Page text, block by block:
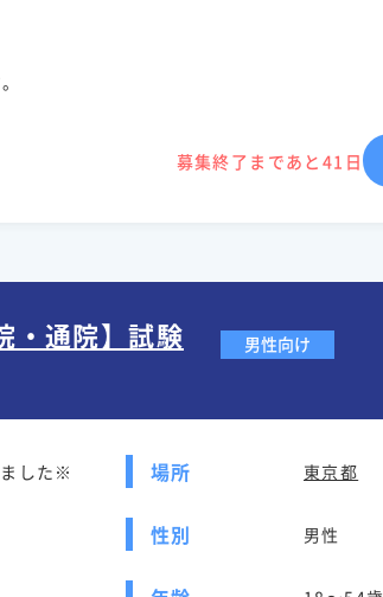
募集終了まであと41日
男性向け
通院】試験
した※
場所 東京都
性別 男性